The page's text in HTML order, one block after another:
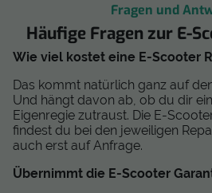
Fragen und
Häufige Fragen zur E-
Wie viel kostet eine E-Scooter
Das kommt natürlich ganz auf
Und hängt davon ab, ob du dir
Eigenregie zutraust. Die E-
findest du bei den jeweiligen
auch erst auf Anfrage.
Übernimmt die E-Scooter